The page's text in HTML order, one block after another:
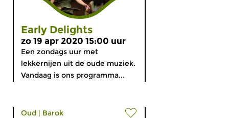
Early Delights
zo 19 apr 2020 15:00 uur
Een zondags uur met
lekkernijen uit de oude muziek.
Vandaag is ons programma...
Oud | Barok